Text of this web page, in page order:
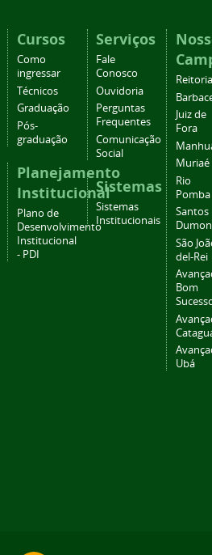
Cursos
Como
ingressar
Técnicos
Graduação
Pós-
graduação
Planejamento
Institucional
Plano de
Desenvolvimento
Institucional
- PDI
Serviços
Fale
Conosco
Ouvidoria
Perguntas
Frequentes
Comunicação
Social
Sistemas
Sistemas
Institucionais
Reitoria
Juiz de
Fora
Muriaé
Rio
Pomba
Santos
São
del-Rei
Bom
Ubá